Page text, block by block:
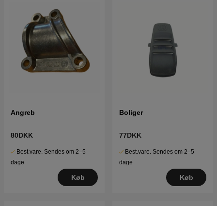
Angreb
80DKK
Best.vare. Sendes om 2–5
dage
Køb
Boliger
77DKK
Best.vare. Sendes om 2–5
dage
Køb